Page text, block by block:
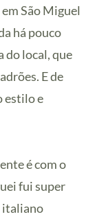
São Miguel
há pouco
local, que
E de
estilo e
é com o
fui super
italiano